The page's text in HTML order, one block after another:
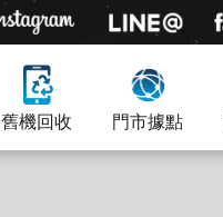
舊機回收 門市據點